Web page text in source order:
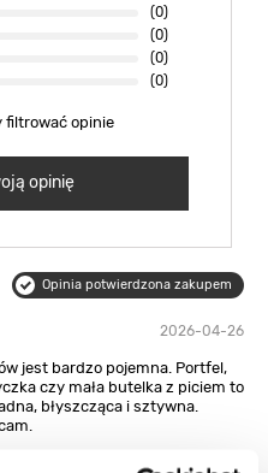
(0)
(0)
(0)
(0)
filtrować opinie
opinię
Opinia potwierdzona zakupem
2026-04-26
jest bardzo pojemna. Portfel,
czy mała butelka z piciem to
błyszcząca i sztywna.